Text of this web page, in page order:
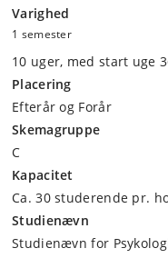
Varighed
1 semester
10 uger, med start uge
Placering
Efterår og Forår
Skemagruppe
C
Kapacitet
Ca. 30 studerende pr.
Studienævn
Studienævn for